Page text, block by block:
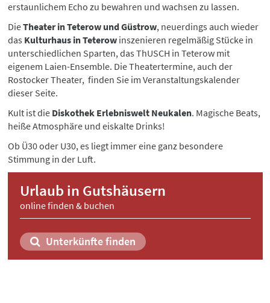
erstaunlichem Echo zu bewahren und wachsen zu lassen.
DieTheater in Teterow und Güstrow, neuerdings auch wieder
das Kulturhaus in Teterowinszenieren regelmäßig Stücke in
unterschiedlichen Sparten, das ThUSCH in Teterow mit
eigenem Laien-Ensemble. Die Theatertermine, auch der
Rostocker Theater, finden Sie im Veranstaltungskalender
dieser Seite.
Kult ist die Diskothek Erlebniswelt Neukalen. Magische Beats,
heiße Atmosphäre und eiskalte Drinks!
Ob Ü30 oder U30, es liegt immer eine ganz besondere
Stimmung in der Luft.
Urlaub in Gutshäusern
online finden & buchen
Unterkünfte finden